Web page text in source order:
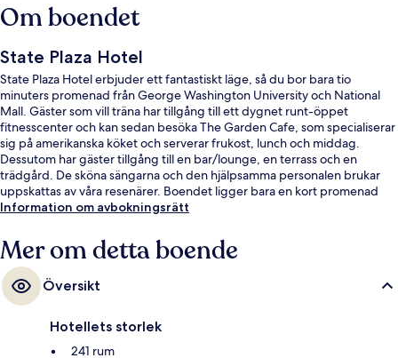
Om boendet
State Plaza Hotel
State Plaza Hotel erbjuder ett fantastiskt läge, så du bor bara tio
minuters promenad från George Washington University och National
Mall. Gäster som vill träna har tillgång till ett dygnet runt-öppet
fitnesscenter och kan sedan besöka The Garden Cafe, som specialiserar
sig på amerikanska köket och serverar frukost, lunch och middag.
Dessutom har gäster tillgång till en bar/lounge, en terrass och en
trädgård. De sköna sängarna och den hjälpsamma personalen brukar
uppskattas av våra resenärer. Boendet ligger bara en kort promenad
från kollektivtrafik. Till Foggy Bottom Station tar det inte mer än 8
Information om avbokningsrätt
Mer om detta boende
Översikt
Hotellets storlek
241 rum